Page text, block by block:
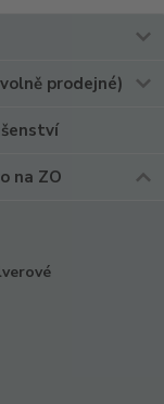
prodejné)
na ZO